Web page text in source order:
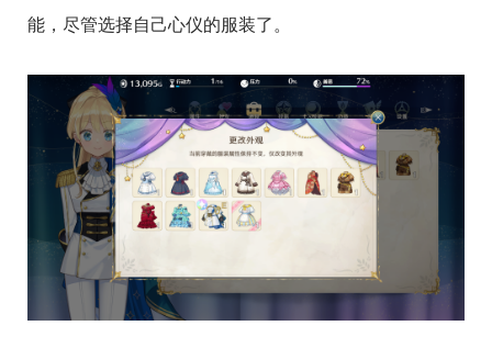
能，尽管选择自己心仪的服装了。